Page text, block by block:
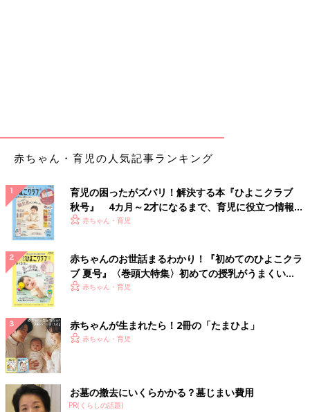
1才代後半になったら、1人でテーブルもふけるように。ただし完
［野菜ちぎり＆粉こねこね］
新聞紙を破って遊ぶ要領で、レタスなどの葉もの野菜ならばちぎ
れます。小麦粉などは、ある程度までママ・パパが粉をまとめる
と、粘土遊びの感覚でこねこねします。
[コロコロとお掃除]
粘着式クリーナーに興味を示す子は多いもの。「ここをコロコロ
ます。
[植木の水やり]
子ども用のじょうろを用意するのがポイント！「○○ちゃん、お花
にジャーして。お花喜ぶよ」と言葉をかけると、やる気もアップ
します。
赤ちゃん・育児の人気記事ランキング
育児の困ったがズバリ！解決する本『ひよこクラブ
秋号』 4カ月～2才になるまで、育児に役立つ情報が
いっぱい！
赤ちゃん・育児
赤ちゃんのお世話まるわかり！『初めてのひよこクラ
ブ 夏号』〈巻頭大特集〉初めての授乳がうまくい
く！ おっぱい・ミルクの基本と夏のトラブル 解決テ
赤ちゃん・育児
赤ちゃんが生まれたら！2冊の「たまひよ」
赤ちゃん・育児
お墓の撤去にいくらかかる？墓じまい費用
PR(くらしの話題)